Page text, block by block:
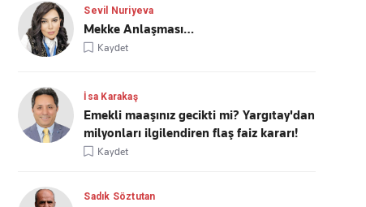
Sevil Nuriyeva
Mekke Anlaşması…
Kaydet
İsa Karakaş
Emekli maaşınız gecikti mi? Yargıtay'dan
milyonları ilgilendiren flaş faiz kararı!
Kaydet
Sadık Söztutan